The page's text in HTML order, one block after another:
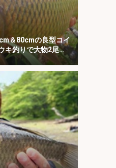
＆80cmの良型コイ
キ釣りで大物2尾を